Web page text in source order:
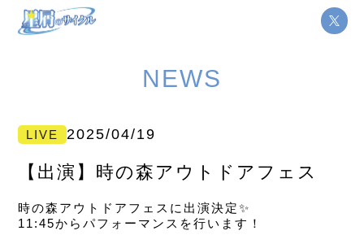
NEWS
LIVE 2025/04/19
【出演】時の森アウトドアフェス
時の森アウトドアフェスに出演決定✨️
11:45からパフォーマンスを行います！